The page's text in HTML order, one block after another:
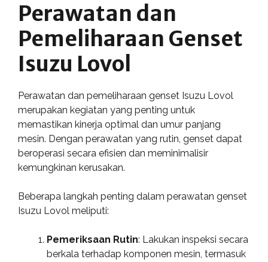
Perawatan dan
Pemeliharaan Genset
Isuzu Lovol
Perawatan dan pemeliharaan genset Isuzu Lovol
merupakan kegiatan yang penting untuk
memastikan kinerja optimal dan umur panjang
mesin. Dengan perawatan yang rutin, genset dapat
beroperasi secara efisien dan meminimalisir
kemungkinan kerusakan.
Beberapa langkah penting dalam perawatan genset
Isuzu Lovol meliputi:
Pemeriksaan Rutin: Lakukan inspeksi secara
berkala terhadap komponen mesin, termasuk